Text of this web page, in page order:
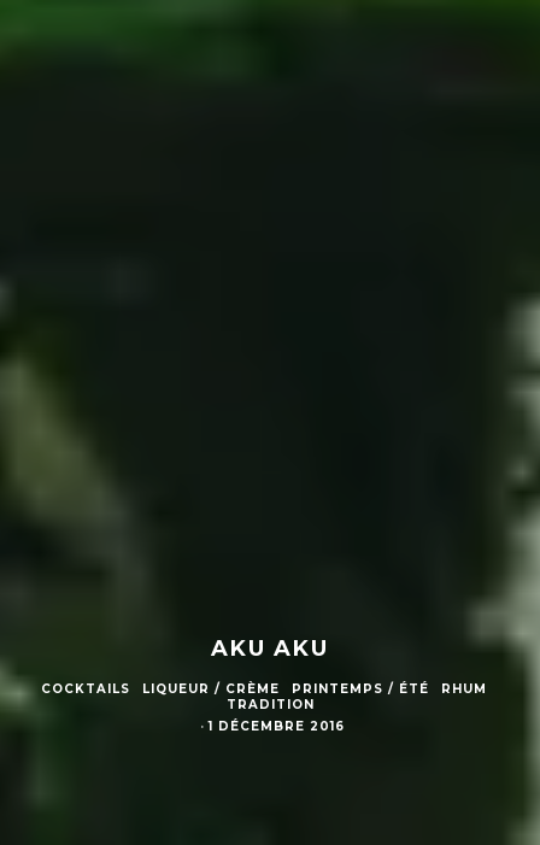
AKU AKU
COCKTAILS LIQUEUR / CRÈME PRINTEMPS / ÉTÉ
RHUM
TRADITION
· 1 DÉCEMBRE 2016